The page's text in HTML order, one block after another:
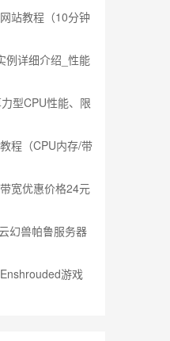
站教程（10分钟
例详细介绍_性能
型CPU性能、限
程（CPU内存/带
宽优惠价格24元
幻兽帕鲁服务器
游戏